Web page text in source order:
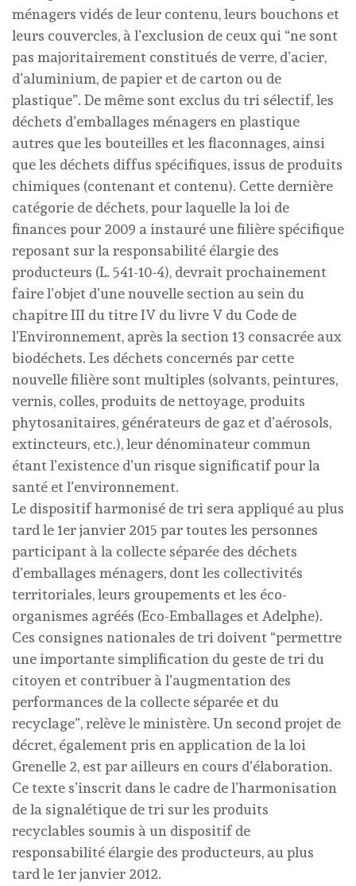
ménagers vidés de leur contenu, leurs bouchons et
leurs couvercles, à l’exclusion de ceux qui “ne sont
pas majoritairement constitués de verre, d’acier,
d’aluminium, de papier et de carton ou de
plastique”. De même sont exclus du tri sélectif, les
déchets d’emballages ménagers en plastique
autres que les bouteilles et les flaconnages, ainsi
que les déchets diffus spécifiques, issus de produits
chimiques (contenant et contenu). Cette dernière
catégorie de déchets, pour laquelle la loi de
finances pour 2009 a instauré une filière spécifique
reposant sur la responsabilité élargie des
producteurs (L. 541-10-4), devrait prochainement
faire l’objet d’une nouvelle section au sein du
chapitre III du titre IV du livre V du Code de
l’Environnement, après la section 13 consacrée aux
biodéchets. Les déchets concernés par cette
nouvelle filière sont multiples (solvants, peintures,
vernis, colles, produits de nettoyage, produits
phytosanitaires, générateurs de gaz et d’aérosols,
extincteurs, etc.), leur dénominateur commun
étant l’existence d’un risque significatif pour la
santé et l’environnement.
Le dispositif harmonisé de tri sera appliqué au plus
tard le 1er janvier 2015 par toutes les personnes
participant à la collecte séparée des déchets
d’emballages ménagers, dont les collectivités
territoriales, leurs groupements et les éco-
organismes agréés (Eco-Emballages et Adelphe).
Ces consignes nationales de tri doivent “permettre
une importante simplification du geste de tri du
citoyen et contribuer à l’augmentation des
performances de la collecte séparée et du
recyclage”, relève le ministère. Un second projet de
décret, également pris en application de la loi
Grenelle 2, est par ailleurs en cours d’élaboration.
Ce texte s’inscrit dans le cadre de l’harmonisation
de la signalétique de tri sur les produits
recyclables soumis à un dispositif de
responsabilité élargie des producteurs, au plus
tard le 1er janvier 2012.